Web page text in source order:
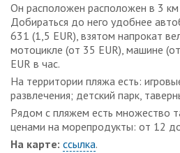
Он расположен расположен в 3
Добираться до него удобнее
631 (1,5 EUR), взятом напрокат
мотоцикле (от 35 EUR), машине
EUR в час.
На территории пляжа есть:
развлечения; детский парк,
Рядом с пляжем есть множество
ценами на морепродукты: от 12
На карте: ссылка.